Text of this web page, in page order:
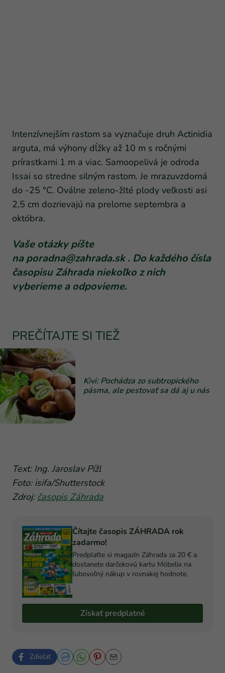
Intenzívnejším rastom sa vyznačuje druh Actinidia
arguta, má výhony dĺžky až 10 m s ročnými
prírastkami 1 m a viac. Samoopelivá je odroda
Issai so stredne silným rastom. Je mrazuvzdorná
do -25 °C. Oválne zeleno-žlté plody veľkosti asi
2,5 cm dozrievajú na prelome septembra a
októbra.
Vaše otázky píšte
naporadna@zahrada.sk. Do každého čísla
časopisu Záhrada niekoľko z nich
vyberieme a odpovieme.
PREČÍTAJTE SI TIEŽ
Kivi: Pochádza zo subtropického
pásma, ale pestovať sa dá aj u nás
Text: Ing. Jaroslav Pížl
Foto: isifa/Shutterstock
Zdroj: časopis Záhrada
Čítajte časopis ZÁHRADA rok
zadarmo!
Predplaťte si magazín Záhrada za 20 € a
dostanete darčekovú kartu Möbelix na
ľubovoľný nákup v rovnakej hodnote.
Získať predplatné
Zdieľať